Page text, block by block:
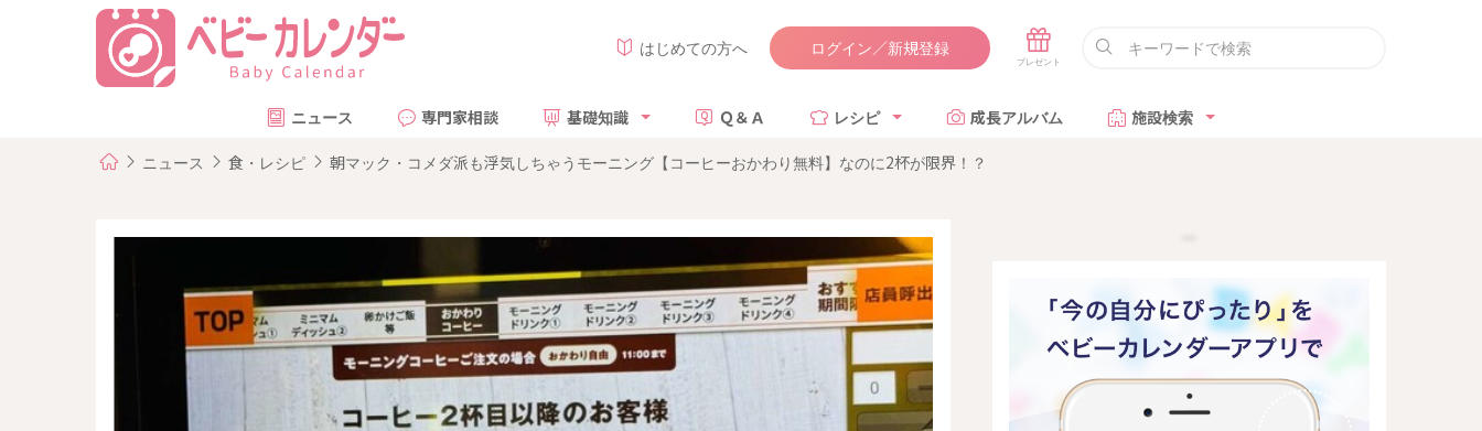
はじめての方へ ログイン／新規登録
ニュース 専門家相談 基礎知識 Ｑ＆Ａ レシピ 成長アルバム 施設検索
ニュース 食・レシピ 朝マック・コメダ派も浮気しちゃうモーニング【コーヒーおかわり無料】なのに2杯が限界！？